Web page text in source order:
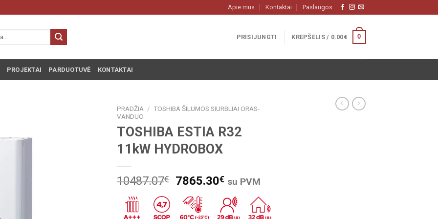
Apie mus Kontaktai Paslaugos
PRISIJUNGTI KREPŠELIS / 0.00€ 0
PROJEKTAI PARDUOTUVĖ KONTAKTAI
PRADŽIA / TOSHIBA ŠILUMOS SIURBLIAI ORAS-
VANDUO
TOSHIBA ESTIA R32
11kW HYDROBOX
10487.07€ 7865.30€ su PVM